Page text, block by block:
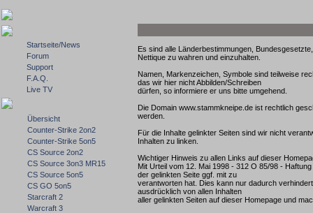
Startseite/News
Forum
Support
F.A.Q.
Live TV
Übersicht
Counter-Strike 2on2
Counter-Strike 5on5
CS Source 2on2
CS Source 3on3 MR15
CS Source 5on5
CS GO 5on5
Starcraft 2
Warcraft 3
Es sind alle Länderbestimmungen,
Nettique zu wahren und einzuhalten.
Namen, Markenzeichen, Symbole sind teilweise
das wir hier nicht Abbilden/Schreiben
dürfen, so informiere er uns bitte umgehend.
Die Domain www.stammkneipe.de ist rechtlich
werden.
Für die Inhalte gelinkter Seiten sind wir nicht
Inhalten zu linken.
Wichtiger Hinweis zu allen Links auf dieser
Mit Urteil vom 12. Mai 1998 - 312 O 85/98 -
der gelinkten Seite ggf. mit zu
verantworten hat. Dies kann nur dadurch
ausdrücklich von allen Inhalten
aller gelinkten Seiten auf dieser Homepage und